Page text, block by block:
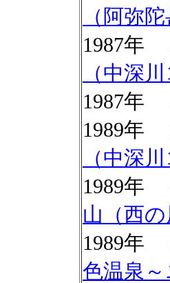
（阿弥
1987年
（中深
1987年
1989年
（中深
1989年
山（西
1989年
色温泉